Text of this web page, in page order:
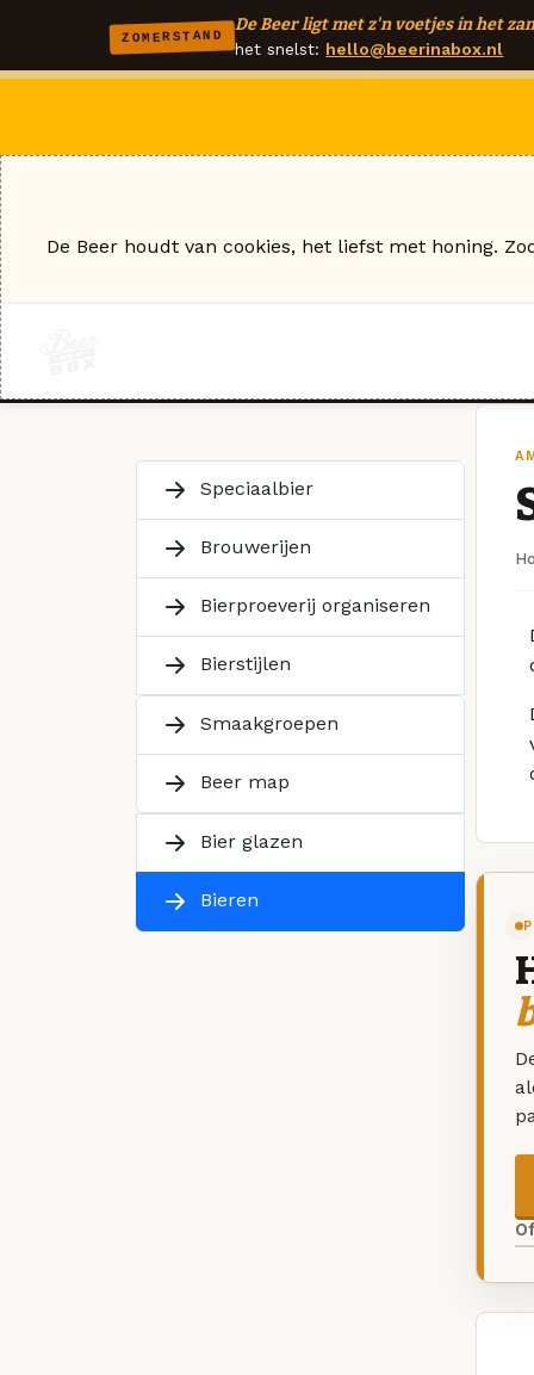
ZOMERSTAND
De Beer ligt met z'n voetjes in het
het snelst: hello@beerinabox.nl
Speciaalbier
Brouwerijen
Bierproeverij organiseren
Bierstijlen
Smaakgroepen
Beer map
Bier glazen
Bieren
De Beer houdt van cookies, het liefst met honing.